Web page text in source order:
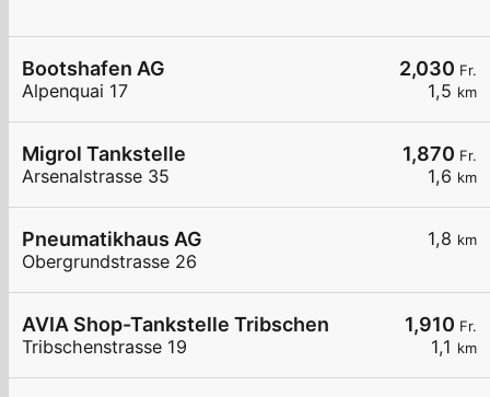
2,030 Fr.
1,5 km
Bootshafen AG
Alpenquai 17
1,870 Fr.
1,6 km
Migrol Tankstelle
Arsenalstrasse 35
1,8 km
Pneumatikhaus AG
Obergrundstrasse 26
1,910 Fr.
1,1 km
AVIA Shop-Tankstelle Tribschen
Tribschenstrasse 19